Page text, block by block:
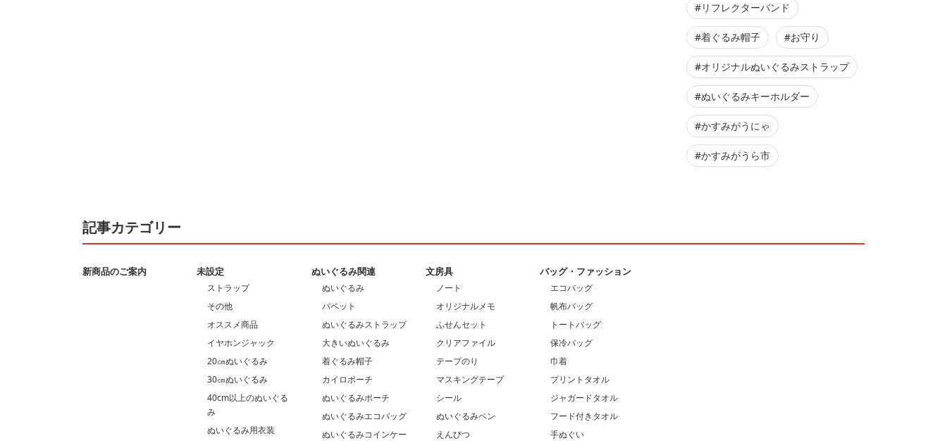
#リフレクターバンド
#着ぐるみ帽子 #お守り
#オリジナルぬいぐるみストラップ
#ぬいぐるみキーホルダー
#かすみがうにゃ
#かすみがうら市
記事カテゴリー
新商品のご案内 未設定
ストラップ
その他
オススメ商品
イヤホンジャック
20㎝ぬいぐるみ
30㎝ぬいぐるみ
40cm以上のぬいぐる
み
ぬいぐるみ用衣装
ぬいぐるみ関連
ぬいぐるみ
パペット
ぬいぐるみストラップ
大きいぬいぐるみ
着ぐるみ帽子
カイロポーチ
ぬいぐるみポーチ
ぬいぐるみエコバッグ
ぬいぐるみコインケー
文房具
ノート
オリジナルメモ
ふせんセット
クリアファイル
テープのり
マスキングテープ
シール
ぬいぐるみペン
えんぴつ
バッグ・ファッション
エコバッグ
帆布バッグ
トートバッグ
保冷バッグ
巾着
プリントタオル
ジャガードタオル
フード付きタオル
手ぬぐい